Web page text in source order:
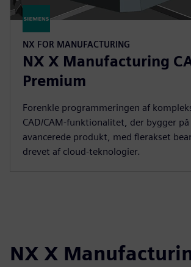
NX FOR MANUFACTURING
NX X Manufacturing
Premium
Forenkle programmeringen af
CAD/CAM-funktionalitet, der bygger
avancerede produkt, med flerakset
drevet af cloud-teknologier.
NX X